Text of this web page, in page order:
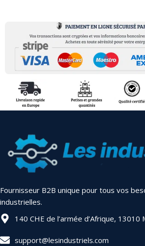
Fournisseur B2B unique pour tous vos
industrielles.
140 CHE de l’armée d’Afrique, 13010
support@lesindustriels.com